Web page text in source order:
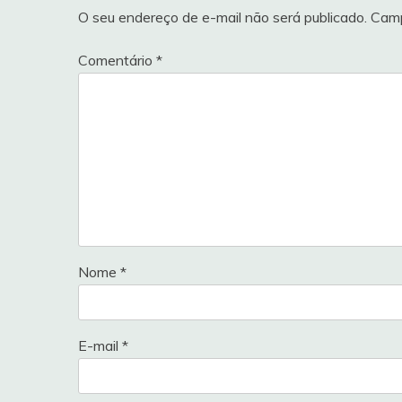
O seu endereço de e-mail não será publicado.
Comentário *
Nome *
E-mail *